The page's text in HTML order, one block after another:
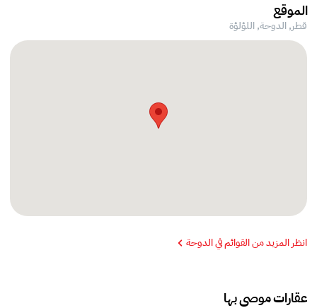
الموقع
قطر, الدوحة,اللؤلؤة
انظر المزيد من القوائم في الدوحة
عقارات موصى بها